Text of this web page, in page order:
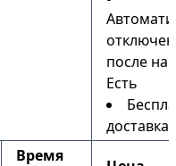
после
Есть
доставка
Время